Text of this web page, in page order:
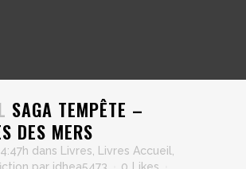
SAGA TEMPÊTE –
DES MERS
dans Livres Livres Accueil